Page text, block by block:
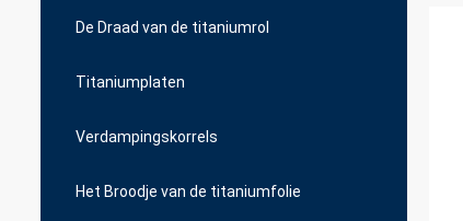
De Draad van de titaniumrol
Titaniumplaten
Verdampingskorrels
Het Broodje van de titaniumfolie